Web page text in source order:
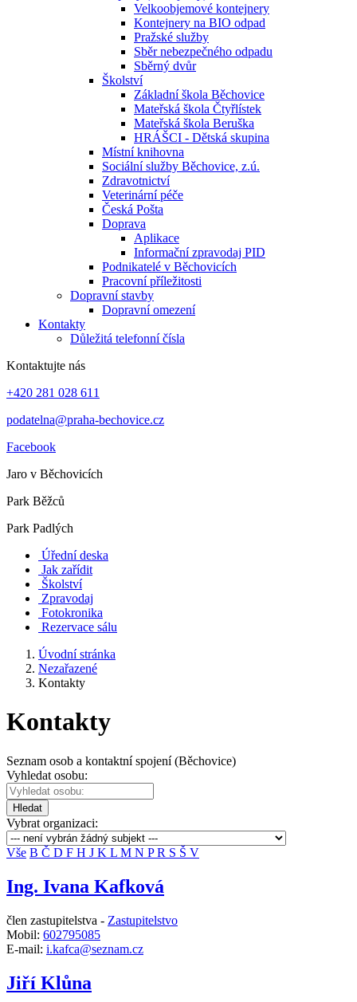
Velkoobjemové kontejnery
Kontejnery na BIO odpad
Pražské služby
Sběr nebezpečného odpadu
Sběrný dvůr
Školství
Základní škola Běchovice
Mateřská škola Čtyřlístek
Mateřská škola Beruška
HRÁŠCI - Dětská skupina
Místní knihovna
Sociální služby Běchovice, z.ú.
Zdravotnictví
Veterinární péče
Česká Pošta
Doprava
Aplikace
Informační zpravodaj PID
Podnikatelé v Běchovicích
Pracovní příležitosti
Dopravní stavby
Dopravní omezení
Kontakty
Důležitá telefonní čísla
Kontaktujte nás
+420 281 028 611
podatelna@praha-bechovice.cz
Facebook
Jaro v Běchovicích
Park Běžců
Park Padlých
Úřední deska
Jak zařídit
Školství
Zpravodaj
Fotokronika
Rezervace sálu
Úvodní stránka
Nezařazené
Kontakty
Kontakty
Seznam osob a kontaktní spojení (Běchovice)
Vyhledat osobu:
Hledat
Vybrat organizaci:
Vše B Č D F H J K L M N PR S Š V
Ing. Ivana Kafková
člen zastupitelstva - Zastupitelstvo
Mobil: 602795085
E-mail: i.kafca@seznam.cz
Jiří Klůna